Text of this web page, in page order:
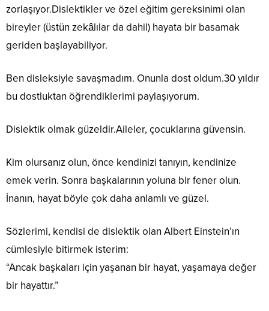
zorlaşıyor.Dislektikler ve özel eğitim gereksinimi olan
bireyler (üstün zekâlılar da dahil) hayata bir basamak
geriden başlayabiliyor.
Ben disleksiyle savaşmadım. Onunla dost oldum.30 yıldır
bu dostluktan öğrendiklerimi paylaşıyorum.
Dislektik olmak güzeldir.Aileler, çocuklarına güvensin.
Kim olursanız olun, önce kendinizi tanıyın, kendinize
emek verin. Sonra başkalarının yoluna bir fener olun.
İnanın, hayat böyle çok daha anlamlı ve güzel.
Sözlerimi, kendisi de dislektik olan Albert Einstein’ın
cümlesiyle bitirmek isterim:
“Ancak başkaları için yaşanan bir hayat, yaşamaya değer
bir hayattır.”